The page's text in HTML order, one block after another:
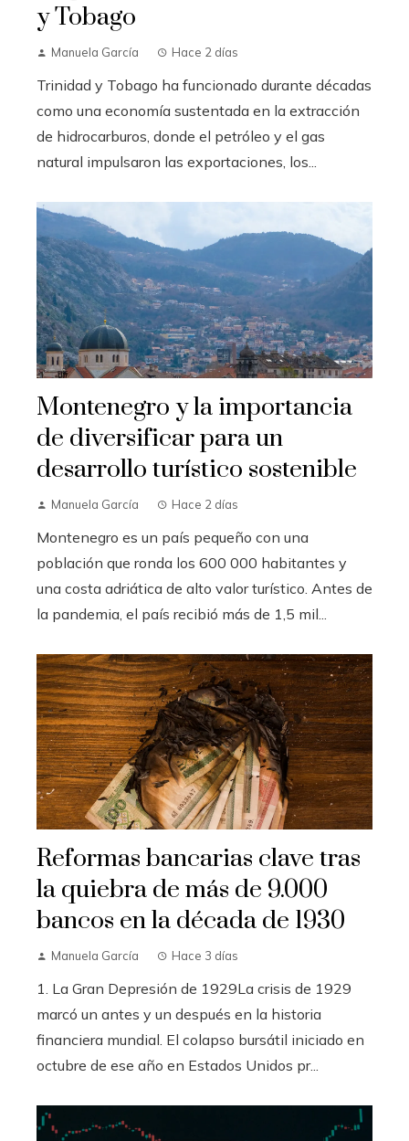
y Tobago
Manuela García Hace 2 días
Trinidad y Tobago ha funcionado durante décadas
como una economía sustentada en la extracción
de hidrocarburos, donde el petróleo y el gas
natural impulsaron las exportaciones, los...
Montenegro y la importancia
de diversificar para un
desarrollo turístico sostenible
Manuela García Hace 2 días
Montenegro es un país pequeño con una
población que ronda los 600 000 habitantes y
una costa adriática de alto valor turístico. Antes de
la pandemia, el país recibió más de 1,5 mil...
Reformas bancarias clave tras
la quiebra de más de 9.000
bancos en la década de 1930
Manuela García Hace 3 días
1. La Gran Depresión de 1929La crisis de 1929
marcó un antes y un después en la historia
financiera mundial. El colapso bursátil iniciado en
octubre de ese año en Estados Unidos pr...